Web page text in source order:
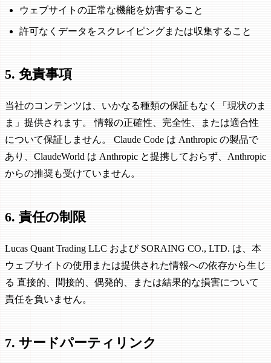
ウェブサイトの正常な機能を妨害すること
許可なくデータをスクレイピングまたは収集すること
5. 免責事項
当社のコンテンツは、いかなる種類の保証もなく「現状のま
ま」提供されます。 情報の正確性、完全性、または適合性
について保証しません。 Claude Code は Anthropic の製品で
あり、ClaudeWorld は Anthropic と提携しておらず、Anthropic
からの推奨も受けていません。
6. 責任の制限
Lucas Quant Trading LLC および SORAING CO., LTD. は、本
ウェブサイトの使用または提供された情報への依存から生じ
る 直接的、間接的、偶発的、または結果的な損害について
責任を負いません。
7. サードパーティリンク